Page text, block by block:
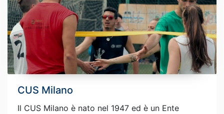
CUS Milano
Il CUS Milano è nato nel 1947 ed è un Ente